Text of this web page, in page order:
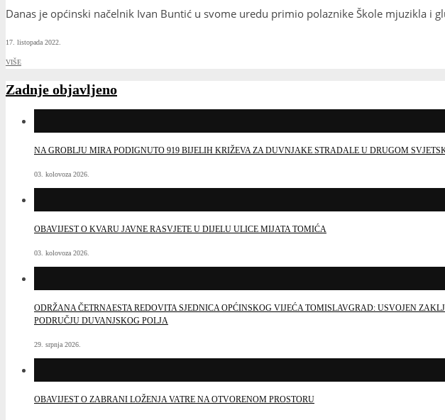
Danas je općinski načelnik Ivan Buntić u svome uredu primio polaznike Škole mjuzikla i
17. listopada 2022.
VIŠE
Zadnje objavljeno
NA GROBLJU MIRA PODIGNUTO 919 BIJELIH KRIŽEVA ZA DUVNJAKE STRADALE U DRUGOM
03. kolovoza 2026.
OBAVIJEST O KVARU JAVNE RASVJETE U DIJELU ULICE MIJATA TOMIĆA
03. kolovoza 2026.
ODRŽANA ČETRNAESTA REDOVITA SJEDNICA OPĆINSKOG VIJEĆA TOMISLAVGRAD: USVOJEN
PODRUČJU DUVANJSKOG POLJA
29. srpnja 2026.
OBAVIJEST O ZABRANI LOŽENJA VATRE NA OTVORENOM PROSTORU